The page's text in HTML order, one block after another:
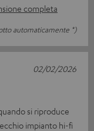
completa
automaticamente *)
si riproduce
impianto hi-fi
02/02/2026